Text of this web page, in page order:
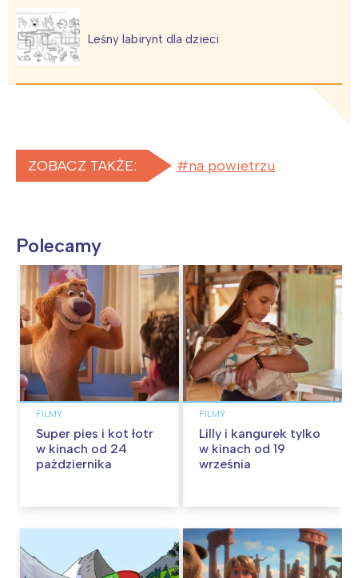
Leśny labirynt dla dzieci
ZOBACZ TAKŻE: na powietrzu
Polecamy
FILMY
Super pies i kot łotr
w kinach od 24
października
FILMY
Lilly i kangurek tylko
w kinach od 19
września